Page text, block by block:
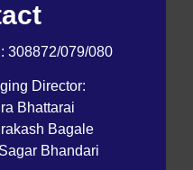
308872/079/080
Director:
Bhattarai
Bagale
Bhandari